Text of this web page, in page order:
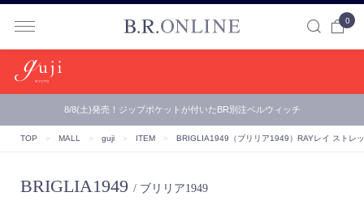
0
8/8(土)発売！ジップポケットが付いたBR別注ベルウィッチ
TOP ＞ MALL ＞ guji ＞ ITEM ＞ BRIGLIA1949（ブリリア1949） RAYレイ ストレ
BRIGLIA1949 / ブリリア1949